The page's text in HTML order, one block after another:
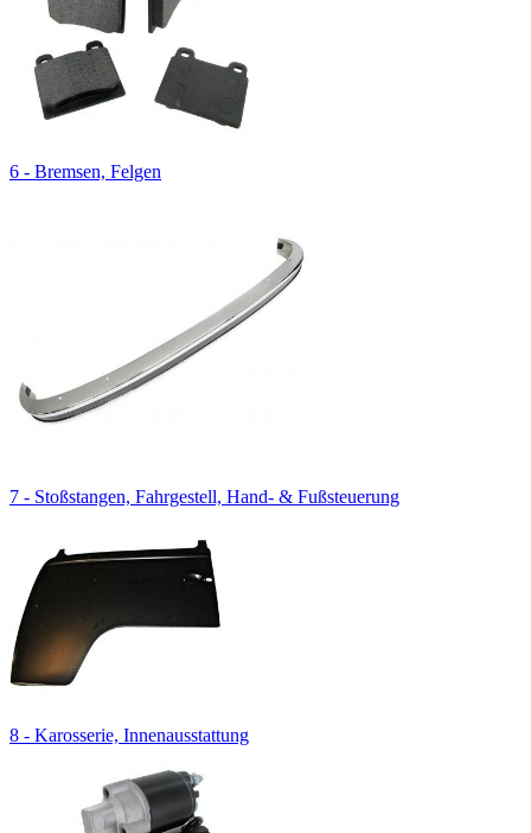
6 - Bremsen, Felgen
7 - Stoßstangen, Fahrgestell, Hand- & Fußsteuerung
8 - Karosserie, Innenausstattung